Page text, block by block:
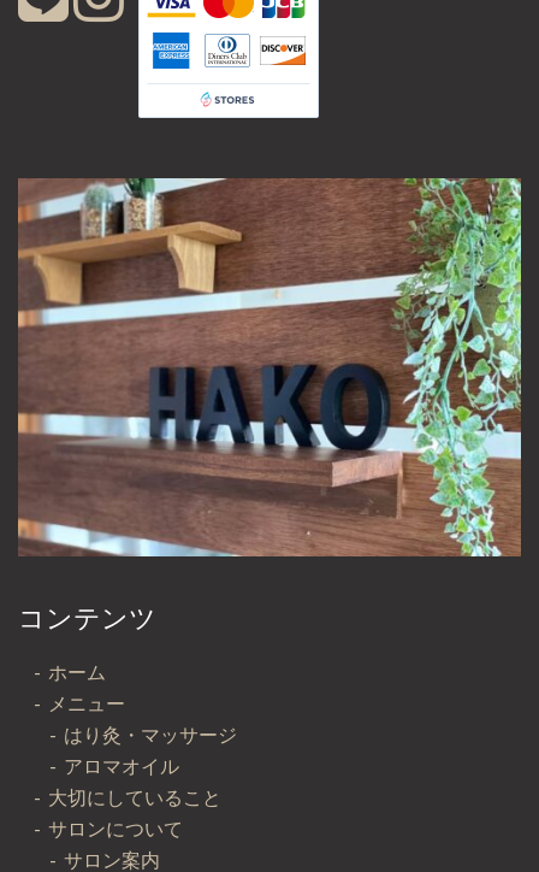
コンテンツ
ホーム
メニュー
はり灸・マッサージ
アロマオイル
大切にしていること
サロンについて
サロン案内